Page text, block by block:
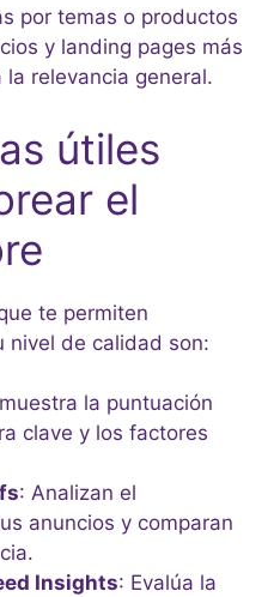
por temas o productos
y landing pages más
relevancia general.
útiles
el
te permiten
nivel de calidad son:
la puntuación
clave y los factores
: Analizan el
anuncios y comparan
Insights: Evalúa la